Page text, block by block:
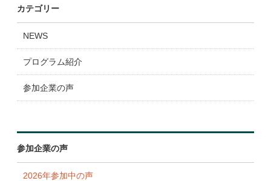
カテゴリー
NEWS
プログラム紹介
参加企業の声
参加企業の声
2026年参加中の声